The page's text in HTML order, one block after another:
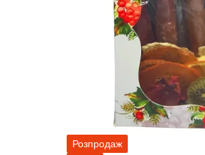
Розпродаж